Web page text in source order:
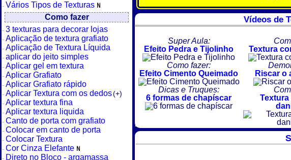
Vários Tipos de Texturas
Como fazer
3 texturas para decorar lojas
Aplicação de textura grafiato
Aplicação de Textura Líquida
aplicar do jeito simples
Aplicar gel em textura
Aplicar Grafiato
Aplicar Grafiato rápido
Aplicar Textura com os dedos(+)
Aplicar textura fina
Aplicar textura liquida
Canto de porta com grafiato
Colocar em canto de porta
Colocar Textura
Cor Cinza Elefante
Direto no Bloco - argamassa
Vídeos de
Super Aula:
Efeito Pedra e Tijolinho
Textura
Como fazer:
Efeito Cimento Queimado
Riscar o
Dicas e Truques:
6 formas de chapíscar
Textura